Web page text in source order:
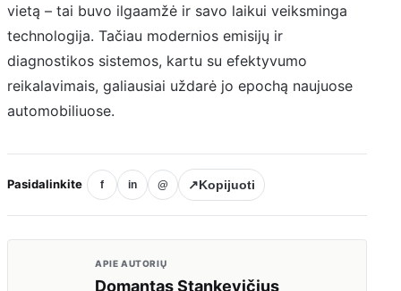
vietą – tai buvo ilgaamžė ir savo laikui veiksminga
technologija. Tačiau modernios emisijų ir
diagnostikos sistemos, kartu su efektyvumo
reikalavimais, galiausiai uždarė jo epochą naujuose
automobiliuose.
Pasidalinkite f in @ ↗Kopijuoti
APIE AUTORIŲ
Domantas Stankevičius